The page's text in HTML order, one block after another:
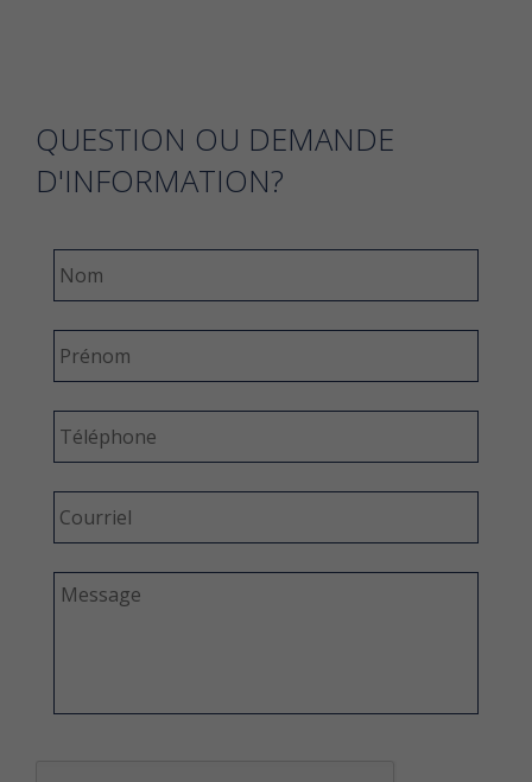
QUESTION OU DEMANDE
D'INFORMATION?